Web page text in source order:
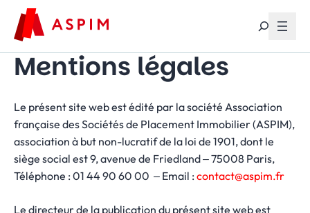
Aller au contenu
Mentions légales
Le présent site web est édité par la société Association
française des Sociétés de Placement Immobilier (ASPIM),
association à but non-lucratif de la loi de 1901, dont le
siège social est 9, avenue de Friedland – 75008 Paris,
Téléphone : 01 44 90 60 00 – Email : contact@aspim.fr
Le directeur de la publication du présent site web est